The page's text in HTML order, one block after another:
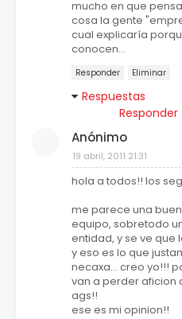
mucho en que
cosa la gente
cual explicaría
conocen...
Responder Eliminar
Respuestas
Responder
Anónimo
19 abril, 2011 21:31
hola a todos!! los
me parece una
equipo, sobretodo
entidad, y se ve que
y eso es lo que
necaxa... creo yo!!!
van a perder aficion
ags!!
ese es mi opinion!!